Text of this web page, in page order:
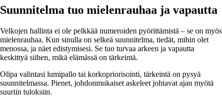
Suunnitelma tuo mielenrauhaa ja vapautta
Velkojen hallinta ei ole pelkkää numeroiden pyörittämistä – se on myös
mielenrauhaa. Kun sinulla on selkeä suunnitelma, tiedät, mihin olet
menossa, ja näet edistymisesi. Se tuo turvaa arkeen ja vapautta
keskittyä siihen, mikä elämässä on tärkeintä.
Olipa valintasi lumipallo tai korkopriorisointi, tärkeintä on pysyä
suunnitelmassa. Pienet, johdonmukaiset askeleet johtavat ajan myötä
suuriin tuloksiin.